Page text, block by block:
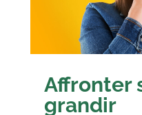
Affronter
grandir